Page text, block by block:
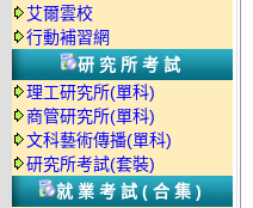
艾爾雲校
行動補習網
研究所考試
理工研究所(單科)
商管研究所(單科)
文科藝術傳播(單科)
研究所考試(套裝)
就業考試(合集)